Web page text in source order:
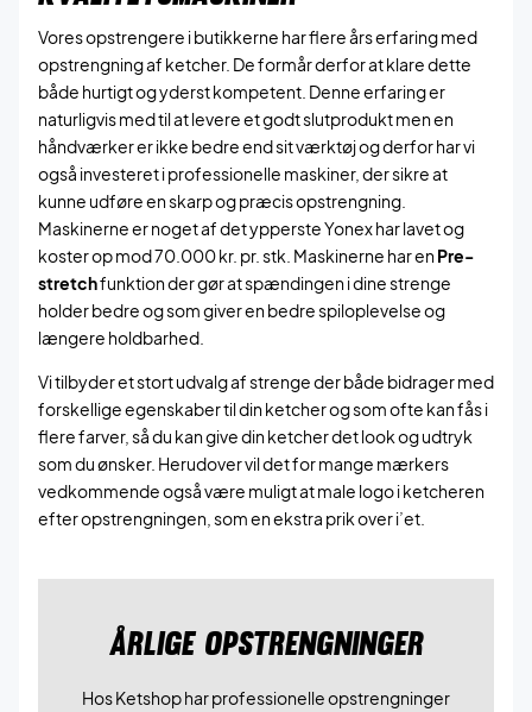
Vores opstrengere i butikkerne har flere års erfaring med
opstrengning af ketcher. De formår derfor at klare dette
både hurtigt og yderst kompetent. Denne erfaring er
naturligvis med til at levere et godt slutprodukt men en
håndværker er ikke bedre end sit værktøj og derfor har vi
også investeret i professionelle maskiner, der sikre at
kunne udføre en skarp og præcis opstrengning.
Maskinerne er noget af det ypperste Yonex har lavet og
koster op mod 70.000 kr. pr. stk. Maskinerne har en Pre-
stretchfunktion der gør at spændingen i dine strenge
holder bedre og som giver en bedre spiloplevelse og
længere holdbarhed.
Vi tilbyder et stort udvalg af strenge der både bidrager med
forskellige egenskaber til din ketcher og som ofte kan fås i
flere farver, så du kan give din ketcher det look og udtryk
som du ønsker. Herudover vil det for mange mærkers
vedkommende også være muligt at male logo i ketcheren
efter opstrengningen, som en ekstra prik over i’et.
ÅRLIGE OPSTRENGNINGER
Hos Ketshop har professionelle opstrengninger